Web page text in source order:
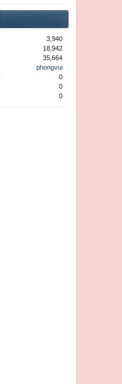
3,940
18,942
35,664
phongvui
0
0
0